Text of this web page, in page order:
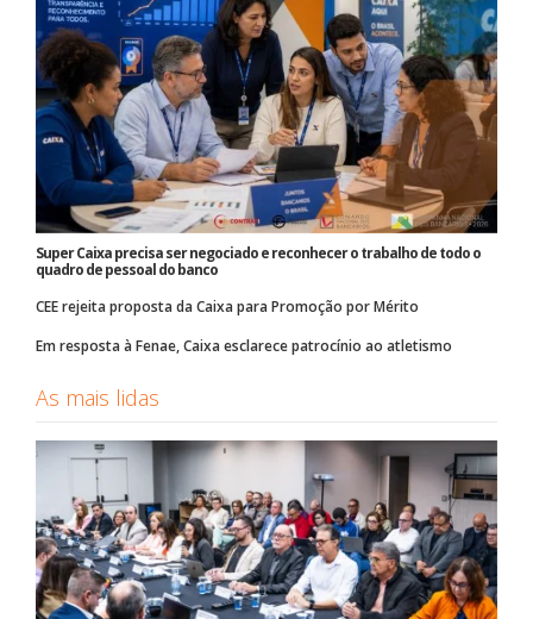
Super Caixa precisa ser negociado e reconhecer o trabalho de todo o
quadro de pessoal do banco
CEE rejeita proposta da Caixa para Promoção por Mérito
Em resposta à Fenae, Caixa esclarece patrocínio ao atletismo
As mais lidas